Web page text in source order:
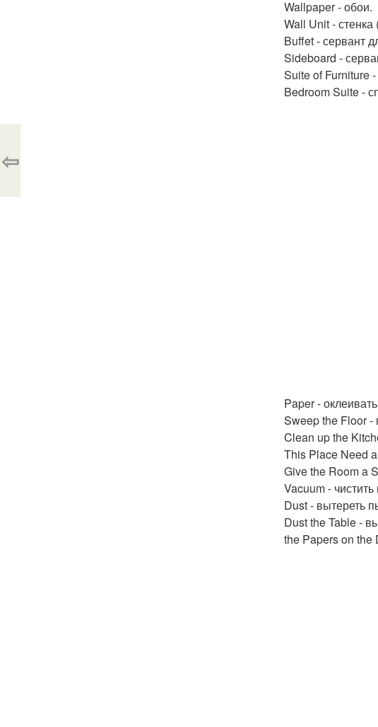
Wallpaper - обои.
Wall Unit -
Buffet - сервант
Sideboard -
Suite of Furniture
Bedroom Suite -
Paper -
Sweep the Floor -
Clean up the
This Place Need
Give the Room a
Vacuum -
Dust - вытереть
Dust the Table -
the Papers on the
⇦